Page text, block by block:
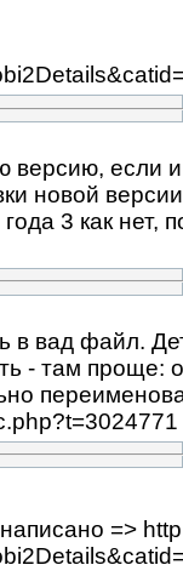
версию, если
новой
3 как нет,
в вад файл.
- там проще:
=>